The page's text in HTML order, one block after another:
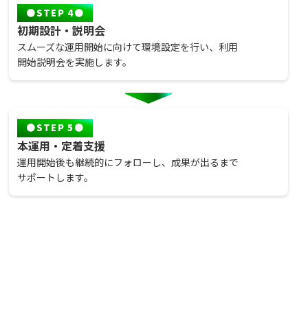
STEP 4
初期設計・説明会
スムーズな運用開始に向けて環境設定を行い、利用
開始説明会を実施します。
STEP 5
本運用・定着支援
運用開始後も継続的にフォローし、成果が出るまで
サポートします。